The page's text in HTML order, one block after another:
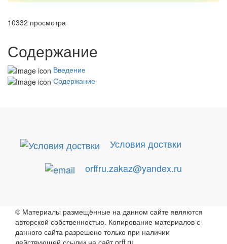
10332 просмотра
Содержание
Введение
Содержание
Условия доствки
orffru.zakaz@yandex.ru
© Материалы размещённые на данном сайте являются
авторской собственностью. Копирование материалов с
данного сайта разрешено только при наличии